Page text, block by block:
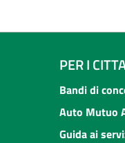
PER I
Bandi di
Auto Mutuo
Guida ai